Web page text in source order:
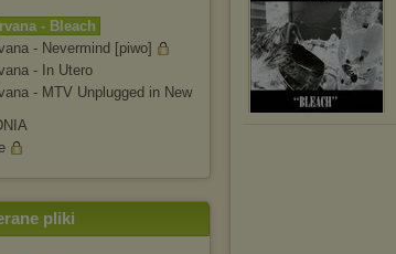
- Bleach
- Nevermind [piwo]
- In Utero
- MTV Unplugged in New
pliki